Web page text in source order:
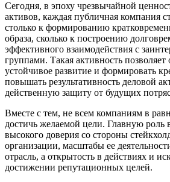
Сегодня, в эпоху чрезвычайной
активов, каждая публичная компания
столько к формированию
образа, сколько к построению
эффективного взаимодействия с
группами. Такая активность позволяет
устойчивое развитие и формировать
повышать результативность деловой
действенную защиту от будущих
Вместе с тем, не всем компаниям в
достичь желаемой цели. Главную роль
высокого доверия со стороны
организации, масштабы ее
отрасль, а открытость в действиях и
достижении репутационных целей.